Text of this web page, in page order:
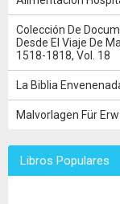
Colección De
Desde El Viaje De
1518-1818, Vol. 18
La Biblia
Malvorlagen Für
Libros Populares